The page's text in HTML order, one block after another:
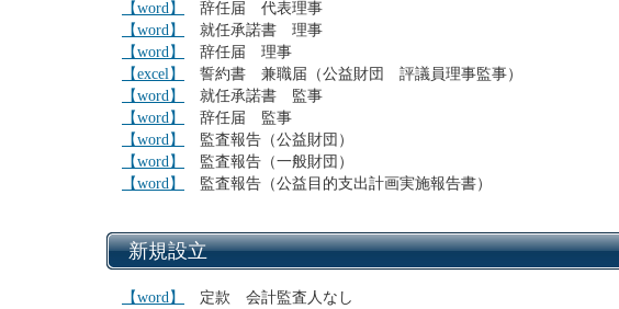
【word】
辞任届 代表理事
【word】
就任承諾書 理事
【word】
辞任届 理事
【excel】
誓約書 兼職届（公益財団 評議員理事監事）
【word】
就任承諾書 監事
【word】
辞任届 監事
【word】
監査報告（公益財団）
【word】
監査報告（一般財団）
【word】
監査報告（公益目的支出計画実施報告書）
新規設立
【word】
定款 会計監査人なし